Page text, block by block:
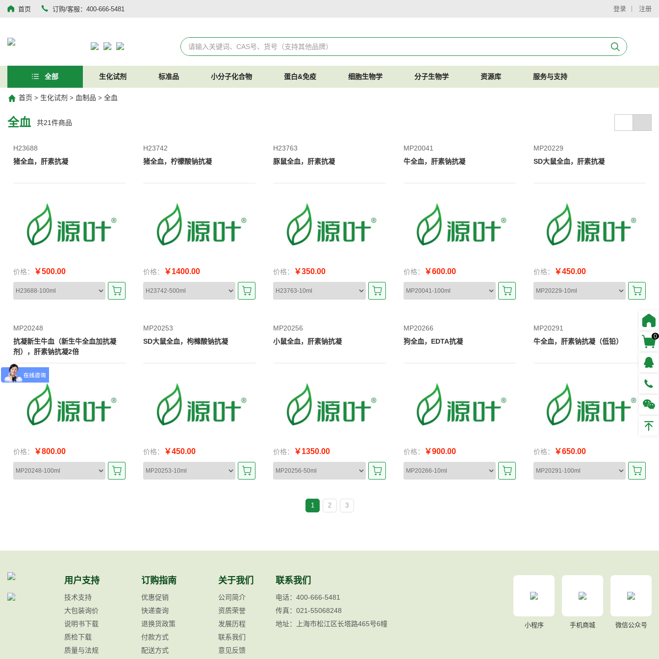
首页 订购/客服：400-666-5481 登录 注册
全部 生化试剂 标准品 小分子化合物 蛋白&免疫 细胞生物学 分子生物学 资源库 服务与支持
首页 > 生化试剂 > 血制品 > 全血
全血 共21件商品
H23688
猪全血，肝素抗凝
价格： ￥500.00
H23742
猪全血，柠檬酸钠抗凝
价格： ￥1400.00
H23763
豚鼠全血，肝素抗凝
价格： ￥350.00
MP20041
牛全血，肝素钠抗凝
价格： ￥600.00
MP20229
SD大鼠全血，肝素抗凝
价格： ￥450.00
MP20248
抗凝新生牛血（新生牛全血加抗凝
剂），肝素钠抗凝2倍
价格： ￥800.00
MP20253
SD大鼠全血，枸橼酸钠抗凝
价格： ￥450.00
MP20256
小鼠全血，肝素钠抗凝
价格： ￥1350.00
MP20266
狗全血，EDTA抗凝
价格： ￥900.00
MP20291
牛全血，肝素钠抗凝（低铅）
价格： ￥650.00
1 2 3
用户支持
技术支持
大包装询价
说明书下载
质检下载
质量与法规
订购指南
优惠促销
快递查询
退换货政策
付款方式
配送方式
关于我们
公司简介
资质荣誉
发展历程
联系我们
意见反馈
联系我们
电话：400-666-5481
传真：021-55068248
地址：上海市松江区长塔路465号6幢
小程序 手机商城 微信公众号
0